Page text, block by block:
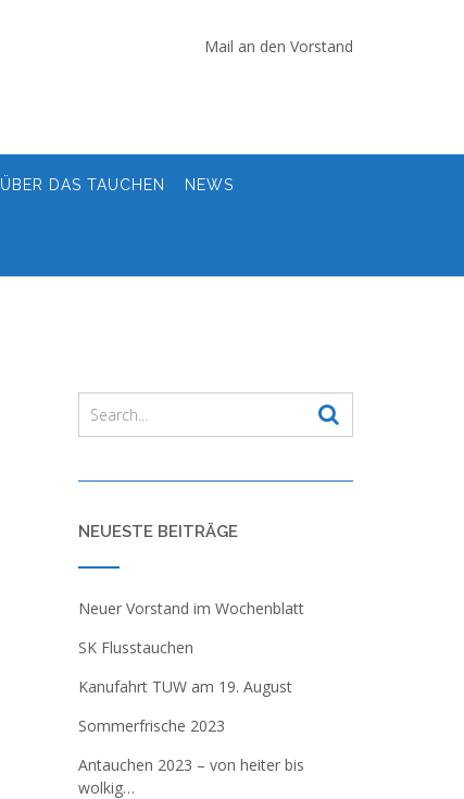
Mail an den Vorstand
ÜBER DAS TAUCHEN NEWS
NEUESTE BEITRÄGE
Neuer Vorstand im Wochenblatt
SK Flusstauchen
Kanufahrt TUW am 19. August
Sommerfrische 2023
Antauchen 2023 – von heiter bis
wolkig…